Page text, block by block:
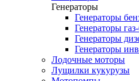
Генераторы
Генераторы
Генераторы
Генераторы
Генераторы
Лодочные моторы
Лущилки кукурузы